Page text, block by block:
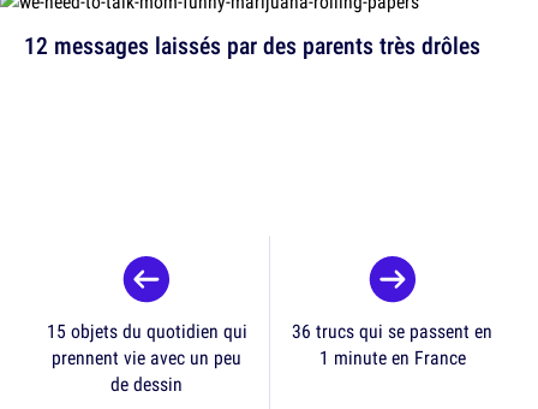
12 messages laissés par des parents très drôles
15 objets du quotidien qui
prennent vie avec un peu
de dessin
36 trucs qui se passent en
1 minute en France